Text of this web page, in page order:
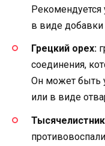
в виде
Грецкий орех:
соединения,
Он может быть
или в виде